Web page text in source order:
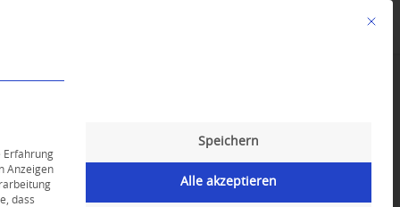
Mit
Erfahrung
Anzeigen
dass
Speichern
Alle akzeptieren